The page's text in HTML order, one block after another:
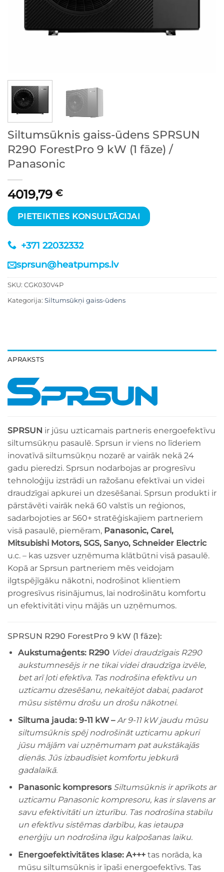
Siltumsūknis gaiss-ūdens SPRSUN
R290 ForestPro 9 kW (1 fāze) /
Panasonic
4019,79 €
PIETEIKTIES KONSULTĀCIJAI
+371 22032332
sprsun@heatpumps.lv
SKU: CGK030V4P
Kategorija: Siltumsūkņi gaiss-ūdens
APRAKSTS
SPRSUN ir jūsu uzticamais partneris energoefektīvu
siltumsūkņu pasaulē. Sprsun ir viens no līderiem
inovatīvā siltumsūkņu nozarē ar vairāk nekā 24
gadu pieredzi. Sprsun nodarbojas ar progresīvu
tehnoloģiju izstrādi un ražošanu efektīvai un videi
draudzīgai apkurei un dzesēšanai. Sprsun produkti ir
pārstāvēti vairāk nekā 60 valstīs un reģionos,
sadarbojoties ar 560+ stratēģiskajiem partneriem
visā pasaulē, piemēram, Panasonic, Carel,
Mitsubishi Motors, SGS, Sanyo, Schneider Electric
u.c. – kas uzsver uzņēmuma klātbūtni visā pasaulē.
Kopā ar Sprsun partneriem mēs veidojam
ilgtspējīgāku nākotni, nodrošinot klientiem
progresīvus risinājumus, lai nodrošinātu komfortu
un efektivitāti viņu mājās un uzņēmumos.
SPRSUN R290 ForestPro 9 kW (1 fāze):
Aukstumaģents: R290Videi draudzīgais R290
aukstumnesējs ir ne tikai videi draudzīga izvēle,
bet arī ļoti efektīva. Tas nodrošina efektīvu un
uzticamu dzesēšanu, nekaitējot dabai, padarot
mūsu sistēmu drošu un drošu nākotnei.
Siltuma jauda: 9-11 kW – Ar 9-11 kW jaudu mūsu
siltumsūknis spēj nodrošināt uzticamu apkuri
jūsu mājām vai uzņēmumam pat aukstākajās
dienās. Jūs izbaudīsiet komfortu jebkurā
gadalaikā.
Panasonic kompresors Siltumsūknis ir aprīkots ar
uzticamu Panasonic kompresoru, kas ir slavens ar
savu efektivitāti un izturību. Tas nodrošina stabilu
un efektīvu sistēmas darbību, kas ietaupa
enerģiju un nodrošina ilgu kalpošanas laiku.
Energoefektivitātes klase: A+++tas norāda, ka
mūsu siltumsūknis ir īpaši energoefektīvs. Tas